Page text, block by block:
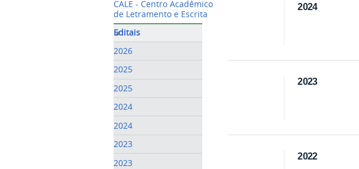
CALE - Centro Acadêmico
de Letramento e Escrita
Editais
2026
2025
2025
2024
2024
2023
2023
2024
2023
2022